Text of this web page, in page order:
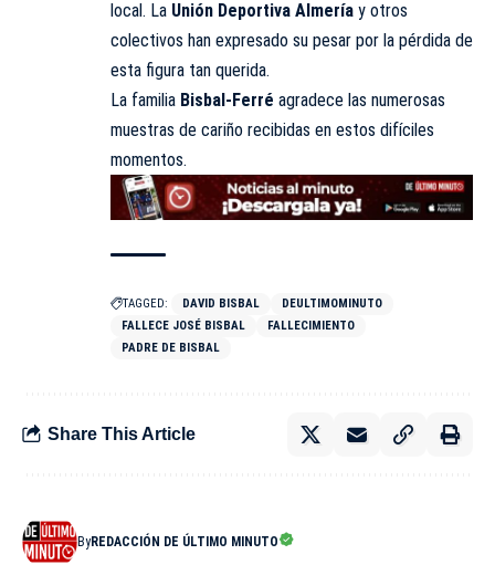
local. La Unión Deportiva Almería y otros
colectivos han expresado su pesar por la pérdida de
esta figura tan querida.
La familia Bisbal-Ferré agradece las numerosas
muestras de cariño recibidas en estos difíciles
momentos.
TAGGED: DAVID BISBAL
DEULTIMOMINUTO
FALLECE JOSÉ BISBAL
FALLECIMIENTO
PADRE DE BISBAL
Share This Article
ByREDACCIÓN DE ÚLTIMO MINUTO